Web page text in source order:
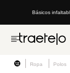
Básicos
Ropa Polos